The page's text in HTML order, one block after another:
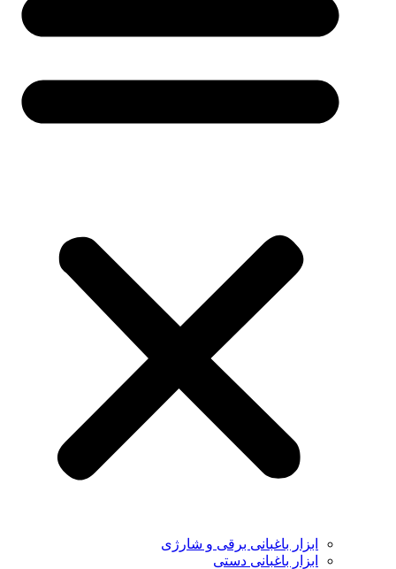
ابزار باغبانی برقی و شارژی
ابزار باغبانی دستی